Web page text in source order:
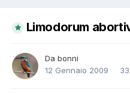
Limodorum
Da bonni
12 Gennaio 2009